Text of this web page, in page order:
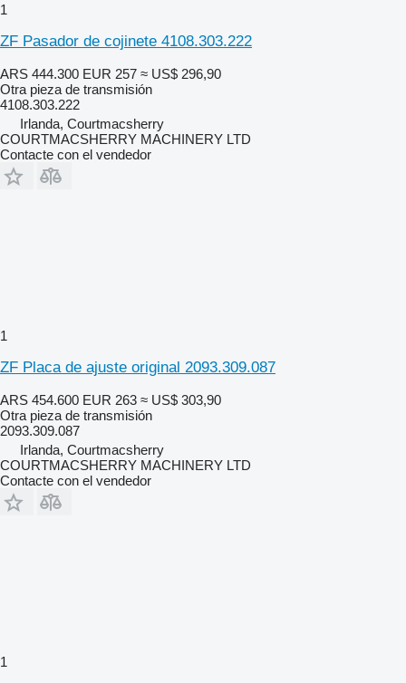
1
ZF Pasador de cojinete 4108.303.222
ARS 444.300 EUR 257 ≈ US$ 296,90
Otra pieza de transmisión
4108.303.222
Irlanda, Courtmacsherry
COURTMACSHERRY MACHINERY LTD
Contacte con el vendedor
1
ZF Placa de ajuste original 2093.309.087
ARS 454.600 EUR 263 ≈ US$ 303,90
Otra pieza de transmisión
2093.309.087
Irlanda, Courtmacsherry
COURTMACSHERRY MACHINERY LTD
Contacte con el vendedor
1